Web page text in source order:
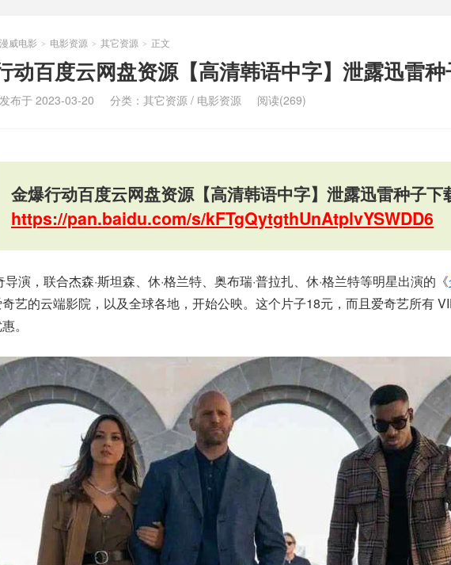
漫威电影 > 电影资源 > 其它资源 > 正文
动百度云网盘资源【高清韩语中字】泄露迅雷
布于 2023-03-20 分类： 其它资源 / 电影资源 阅读(269)
金爆行动百度云网盘资源【高清韩语中字】泄露迅雷种子下
https://pan.baidu.com/s/kFTgQytgthUnAtplvYSWDD6
导演，联合杰森·斯坦森、休·格兰特、奥布瑞·普拉扎、休·格兰特等明星出演的《
艺的云端影院，以及全球各地，开始公映。这个片子18元，而且爱奇艺所有
。